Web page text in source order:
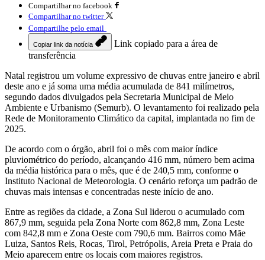
Compartilhar no facebook
Compartilhar no twitter
Compartilhe pelo email
Copiar link da notícia
Link copiado para a área de
transferência
Natal registrou um volume expressivo de chuvas entre janeiro e abril
deste ano e já soma uma média acumulada de 841 milímetros,
segundo dados divulgados pela Secretaria Municipal de Meio
Ambiente e Urbanismo (Semurb). O levantamento foi realizado pela
Rede de Monitoramento Climático da capital, implantada no fim de
2025.
De acordo com o órgão, abril foi o mês com maior índice
pluviométrico do período, alcançando 416 mm, número bem acima
da média histórica para o mês, que é de 240,5 mm, conforme o
Instituto Nacional de Meteorologia. O cenário reforça um padrão de
chuvas mais intensas e concentradas neste início de ano.
Entre as regiões da cidade, a Zona Sul liderou o acumulado com
867,9 mm, seguida pela Zona Norte com 862,8 mm, Zona Leste
com 842,8 mm e Zona Oeste com 790,6 mm. Bairros como Mãe
Luiza, Santos Reis, Rocas, Tirol, Petrópolis, Areia Preta e Praia do
Meio aparecem entre os locais com maiores registros.